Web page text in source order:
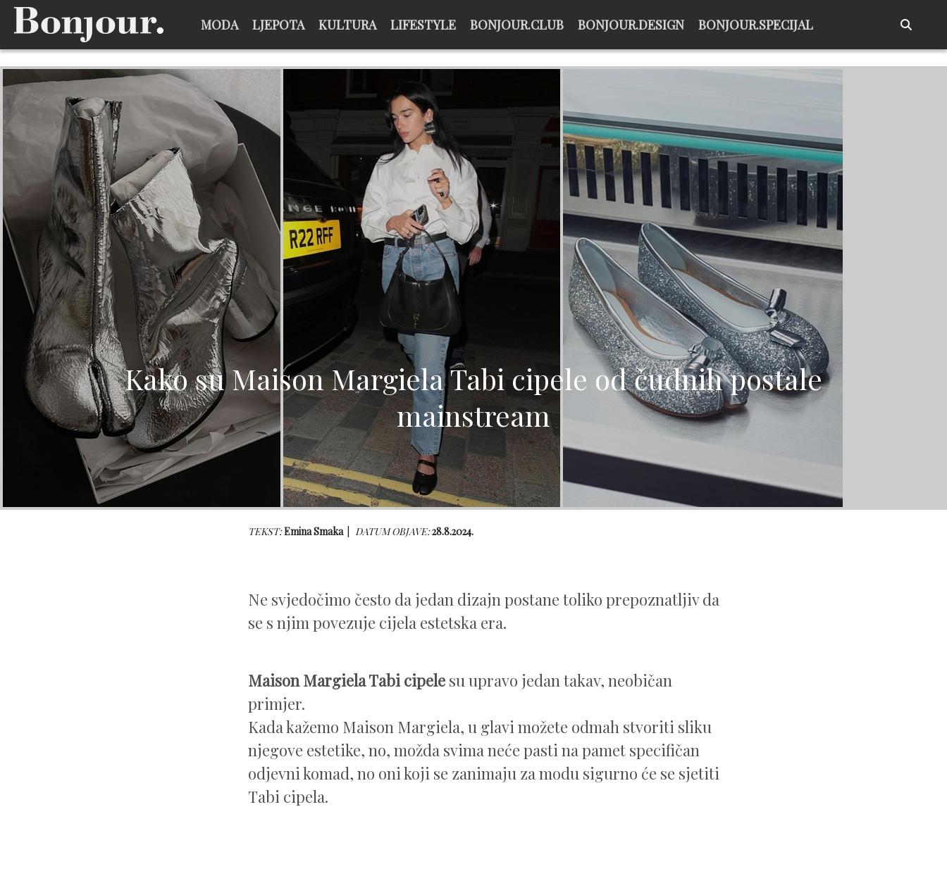
MODA LJEPOTA KULTURA LIFESTYLE BONJOUR.CLUB BONJOUR.DESIGN BONJOUR.SPECIJAL
Kako su Maison Margiela Tabi cipele od čudnih postale
mainstream
TEKST:Emina Smaka DATUM OBJAVE:28.8.2024.
Ne svjedočimo često da jedan dizajn postane toliko prepoznatljiv da
se s njim povezuje cijela estetska era.
Maison Margiela Tabi cipele su upravo jedan takav, neobičan
primjer.
Kada kažemo Maison Margiela, u glavi možete odmah stvoriti sliku
njegove estetike, no, možda svima neće pasti na pamet specifičan
odjevni komad, no oni koji se zanimaju za modu sigurno će se sjetiti
Tabi cipela.